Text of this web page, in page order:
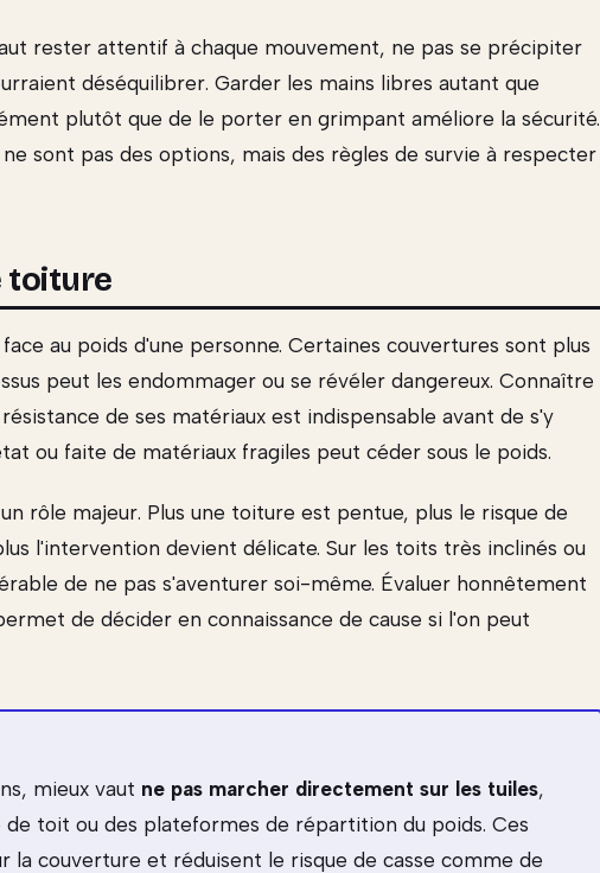
rester attentif à chaque mouvement, ne pas se précipiter
déséquilibrer. Garder les mains libres autant que
plutôt que de le porter en grimpant améliore la sécurité.
sont pas des options, mais des règles de survie à respecter
toiture
au poids d'une personne. Certaines couvertures sont plus
peut les endommager ou se révéler dangereux. Connaître
de ses matériaux est indispensable avant de s'y
ou faite de matériaux fragiles peut céder sous le poids.
rôle majeur. Plus une toiture est pentue, plus le risque de
l'intervention devient délicate. Sur les toits très inclinés ou
de ne pas s'aventurer soi-même. Évaluer honnêtement
de décider en connaissance de cause si l'on peut
mieux vaut ne pas marcher directement sur les tuiles,
de toit ou des plateformes de répartition du poids. Ces
la couverture et réduisent le risque de casse comme de